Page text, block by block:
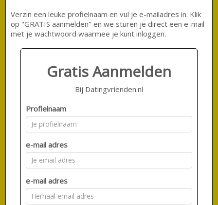
Verzin een leuke profielnaam en vul je e-mailadres in. Klik
op "GRATIS aanmelden" en we sturen je direct een e-mail
met je wachtwoord waarmee je kunt inloggen.
Gratis Aanmelden
Bij Datingvrienden.nl
Profielnaam
e-mail adres
e-mail adres